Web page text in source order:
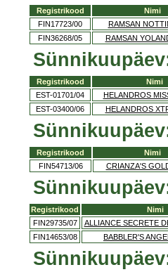
Registrikood Nimi
FIN17723/00
RAMSAN
FIN36268/05
RAMSAN
Registrikood Nimi
EST-01701/04
HELANDROS
EST-03400/06
HELANDROS
Registrikood Nimi
FIN54713/06
CRIANZA'S
Registrikood Nimi
FIN29735/07
ALLIANCE SECRETE
FIN14653/08
BABBLER'S